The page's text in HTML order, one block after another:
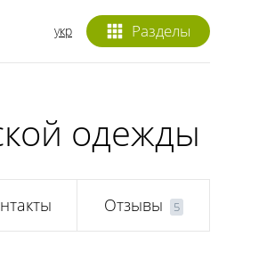
Разделы
укр
одежды
Отзывы 5